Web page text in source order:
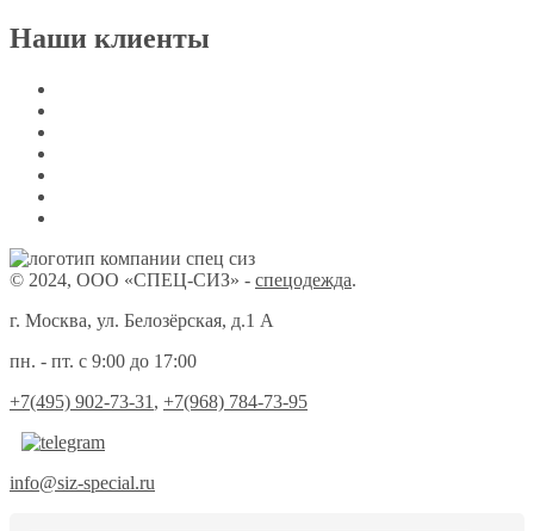
Наши клиенты
© 2024, ООО «СПЕЦ-СИЗ» - спецодежда.
г. Москва, ул. Белозёрская, д.1 А
пн. - пт. с 9:00 до 17:00
+7(495) 902-73-31 , +7(968) 784-73-95
info@siz-special.ru